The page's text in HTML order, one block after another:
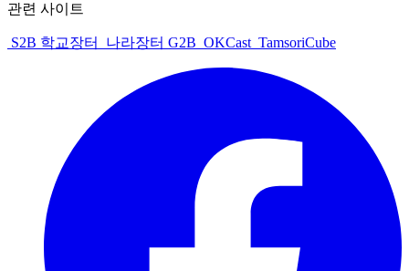
관련 사이트
S2B 학교장터 나라장터 G2B OKCast TamsoriCube